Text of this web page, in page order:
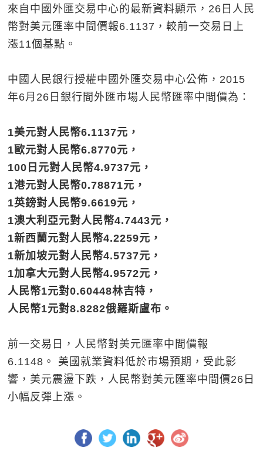
來自中國外匯交易中心的最新資料顯示，26日人民
幣對美元匯率中間價報6.1137，較前一交易日上
漲11個基點。
中國人民銀行授權中國外匯交易中心公佈，2015
年6月26日銀行間外匯市場人民幣匯率中間價為：
1美元對人民幣6.1137元，
1歐元對人民幣6.8770元，
100日元對人民幣4.9737元，
1港元對人民幣0.78871元，
1英鎊對人民幣9.6619元，
1澳大利亞元對人民幣4.7443元，
1新西蘭元對人民幣4.2259元，
1新加坡元對人民幣4.5737元，
1加拿大元對人民幣4.9572元，
人民幣1元對0.60448林吉特，
人民幣1元對8.8282俄羅斯盧布。
前一交易日，人民幣對美元匯率中間價報
6.1148。 美國就業資料低於市場預期，受此影
響，美元震盪下跌，人民幣對美元匯率中間價26日
小幅反彈上漲。